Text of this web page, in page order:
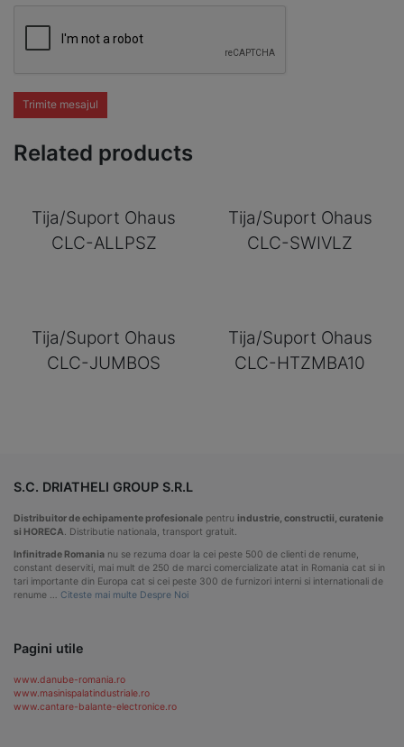
Trimite mesajul
Related products
Tija/Suport Ohaus
CLC-ALLPSZ
Tija/Suport Ohaus
CLC-SWIVLZ
Tija/Suport Ohaus
CLC-JUMBOS
Tija/Suport Ohaus
CLC-HTZMBA10
S.C. DRIATHELI GROUP S.R.L
Distribuitor de echipamente profesionale pentru industrie, constructii, curatenie
si HORECA . Distributie nationala, transport gratuit.
Infinitrade Romania nu se rezuma doar la cei peste 500 de clienti de renume,
constant deserviti, mai mult de 250 de marci comercializate atat in Romania cat si in
tari importante din Europa cat si cei peste 300 de furnizori interni si internationali de
renume … Citeste mai multe Despre Noi
Pagini utile
www.danube-romania.ro
www.masinispalatindustriale.ro
www.cantare-balante-electronice.ro